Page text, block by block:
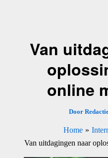
Van
online
Door
Home
Van uitdagingen naar